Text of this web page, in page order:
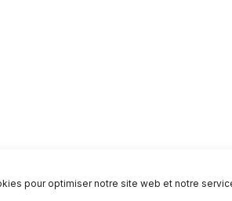
pour optimiser notre site web et notre